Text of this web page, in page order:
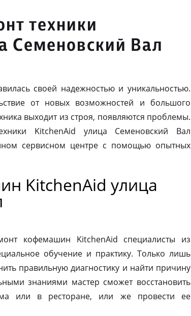
техники
Семеновский Вал
своей надежностью и уникальностью.
от новых возможностей и большого
выходит из строя, появляются проблемы.
KitchenAid улица Семеновский Вал
сервисном центре с помощью опытных
KitchenAid улица
кофемашин KitchenAid специалисты из
обучение и практику. Только лишь
правильную диагностику и найти причину
знаниями мастер сможет восстановить
или в ресторане, или же провести ее